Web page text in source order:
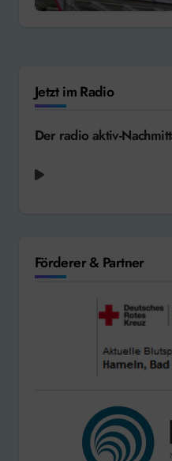
Jetzt im Radio
Der radio aktiv-
Förderer & Partner